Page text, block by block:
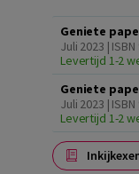
Geniete
Juli 2023 |
Levertijd 1-2
Geniete
Juli 2023 |
Levertijd 1-2